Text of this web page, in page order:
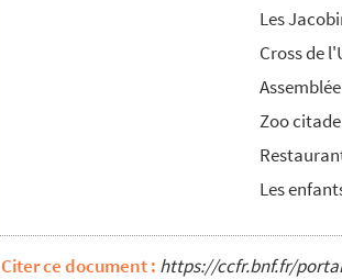
1974
Les
Cross de
Zoo
Les
Citer ce document : https://ccfr.bnf.fr/